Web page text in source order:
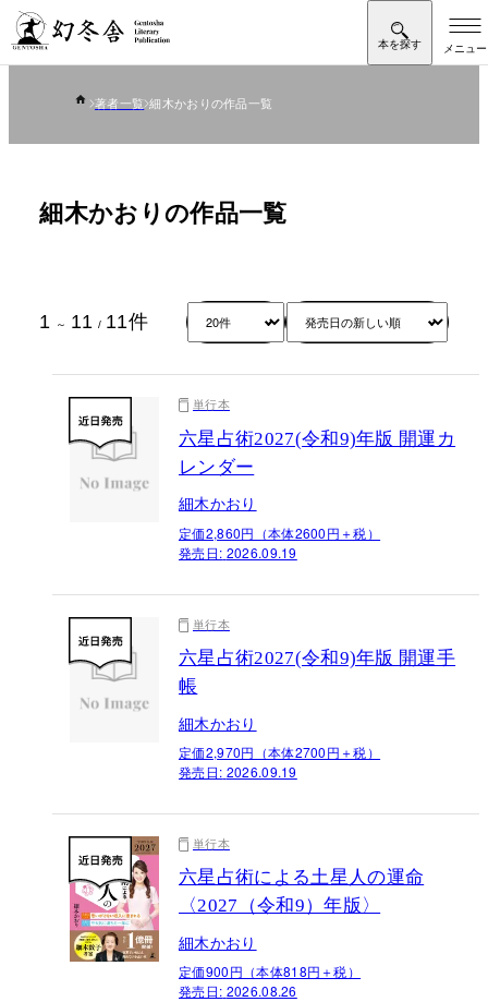
著者一覧 細木かおりの作品一覧
細木かおりの作品一覧
1 ～ 11 / 11件
単行本
六星占術2027(令和9)年版 開運カ
レンダー
細木かおり
定価2,860円（本体2600円＋税）
発売日: 2026.09.19
単行本
六星占術2027(令和9)年版 開運手
帳
細木かおり
定価2,970円（本体2700円＋税）
発売日: 2026.09.19
単行本
六星占術による土星人の運命
〈2027（令和9）年版〉
細木かおり
定価900円（本体818円＋税）
発売日: 2026.08.26